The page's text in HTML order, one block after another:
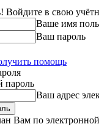
Войдите в свою
Ваше имя
Ваш пароль
помощь
пароль
Ваш адрес
Вам по